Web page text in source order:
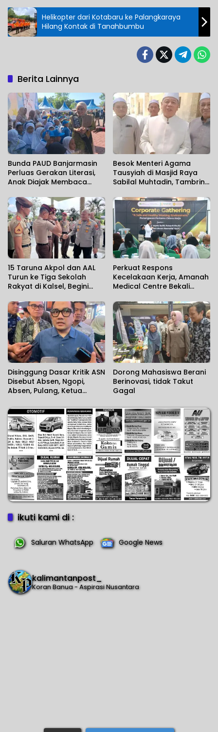
Helikopter dari Kotabaru ke Palangkaraya
Hilang Kontak di Tanahbumbu
Berita Lainnya
Bunda PAUD Banjarmasin
Perluas Gerakan Literasi,
Anak Diajak Membaca
Besok Menteri Agama
Tausyiah di Masjid Raya
Sabilal Muhtadin, Tambrin
Jamaah Hadir
15 Taruna Akpol dan AAL
Turun ke Tiga Sekolah
Rakyat di Kalsel, Begini
Perkuat Respons
Kecelakaan Kerja, Amanah
Medical Centre Bekali
Cedera Sejak Menit
Pertama
Disinggung Dasar Kritik ASN
Disebut Absen, Ngopi,
Absen, Pulang, Ketua
Wartawan Menilai Sendiri
Dorong Mahasiswa Berani
Berinovasi, tidak Takut
Gagal
ikuti kami di :
Saluran WhatsApp Google News
kalimantanpost_
Koran Banua - Aspirasi Nusantara